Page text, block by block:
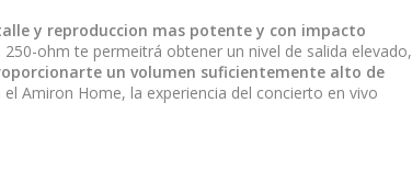
y reproduccion mas potente y con impacto
ohm te permeitrá obtener un nivel de salida elevado,
un volumen suficientemente alto de
Amiron Home, la experiencia del concierto en vivo